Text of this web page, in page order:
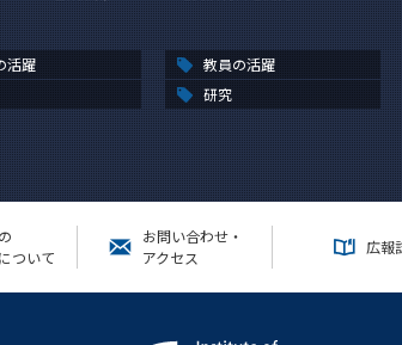
活躍
教員の活躍
研究
ついて
お問い合わせ・
アクセス
広報